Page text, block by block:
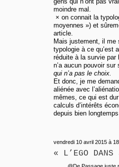
moindre mal.
× on connait la
moyennes ») et
article.
Mais justement, il me
typologie à ce qu’est
réduite à la survie par
n’a aucun pouvoir
qui n’a pas le choix.
Et donc, je me
aliénée avec
mêmes, ce qui est
calculs d’intérêts
depuis bien
vendredi 10 avril 2015 à
« L’EGO DANS